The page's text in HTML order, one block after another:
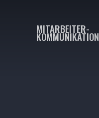
MITARBEITER-
KOMMUNIKATION